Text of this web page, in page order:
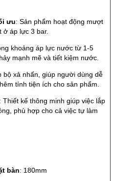
ưu: Sản phẩm hoạt động mượt
áp lực 3 bar.
khoảng áp lực nước từ 1-5
mạnh mẽ và tiết kiệm nước.
bộ xả nhấn, giúp người dùng dễ
tính tiện ích cho sản phẩm.
: Thiết kế thông minh giúp việc lắp
phù hợp cho cả việc tự làm
bàn: 180mm